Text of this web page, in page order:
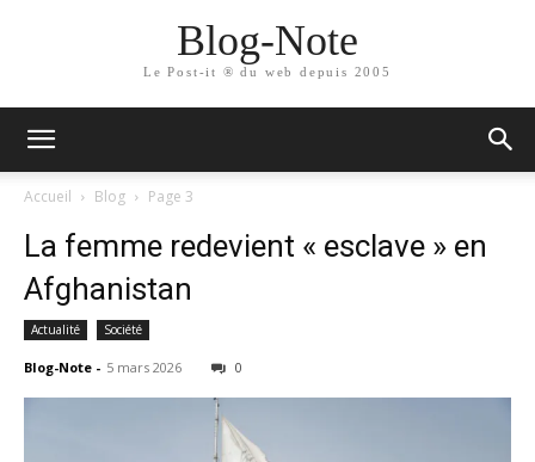
Blog-Note
Le Post-it ® du web depuis 2005
Accueil Blog Page 3
La femme redevient « esclave » en
Afghanistan
Actualité Société
Blog-Note - 5 mars 2026 0